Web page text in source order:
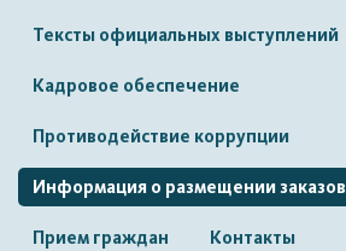
Тексты официальных выступлений
Кадровое обеспечение
Противодействие коррупции
Информация о размещении заказов
Прием граждан Контакты